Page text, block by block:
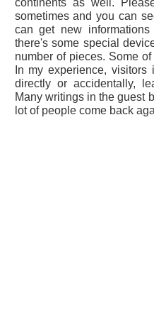
sometimes and you can
can get new
there's some special
number of pieces. Some
In my experience,
directly or accidentally,
Many writings in the guest
lot of people come back